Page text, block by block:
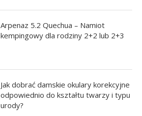
Arpenaz 5.2 Quechua – Namiot
kempingowy dla rodziny 2+2 lub 2+3
Jak dobrać damskie okulary korekcyjne
odpowiednio do kształtu twarzy i typu
urody?